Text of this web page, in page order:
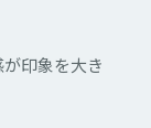
印象を大き